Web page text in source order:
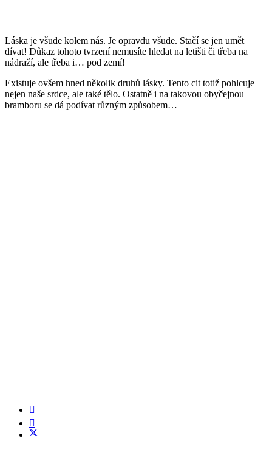
Láska je všude kolem nás. Je opravdu všude. Stačí se jen umět
dívat! Důkaz tohoto tvrzení nemusíte hledat na letišti či třeba na
nádraží, ale třeba i… pod zemí!
Existuje ovšem hned několik druhů lásky. Tento cit totiž pohlcuje
nejen naše srdce, ale také tělo. Ostatně i na takovou obyčejnou
bramboru se dá podívat různým způsobem…